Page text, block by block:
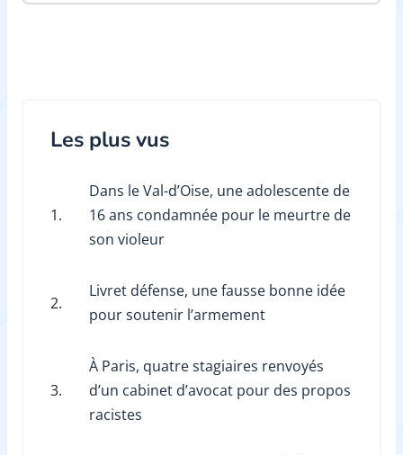
Les plus vus
1.
Dans le Val-d’Oise, une adolescente de
16 ans condamnée pour le meurtre de
son violeur
2.
Livret défense, une fausse bonne idée
pour soutenir l’armement
3.
À Paris, quatre stagiaires renvoyés
d’un cabinet d’avocat pour des propos
racistes